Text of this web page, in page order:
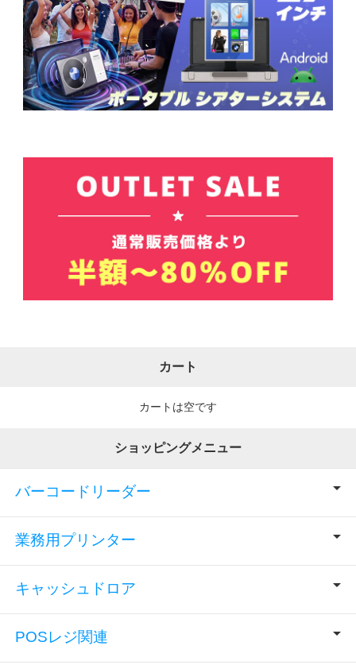
カート
カートは空です
ショッピングメニュー
バーコードリーダー
業務用プリンター
キャッシュドロア
POSレジ関連